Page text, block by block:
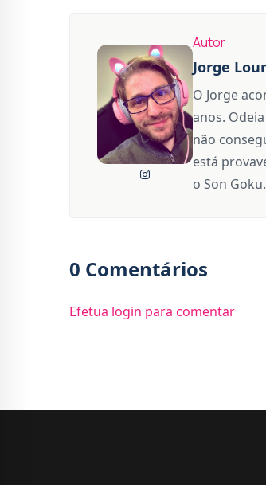
Autor
Jorge
O Jorge
anos.
não
está
o Son Goku.
0 Comentários
Efetua login para comentar